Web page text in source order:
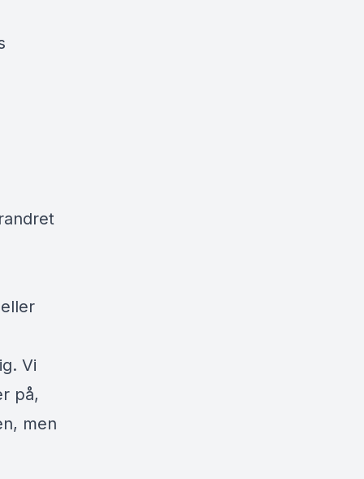
Vi
på,
men